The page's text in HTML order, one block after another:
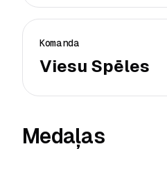
Komanda
Viesu Spēles
Medaļas